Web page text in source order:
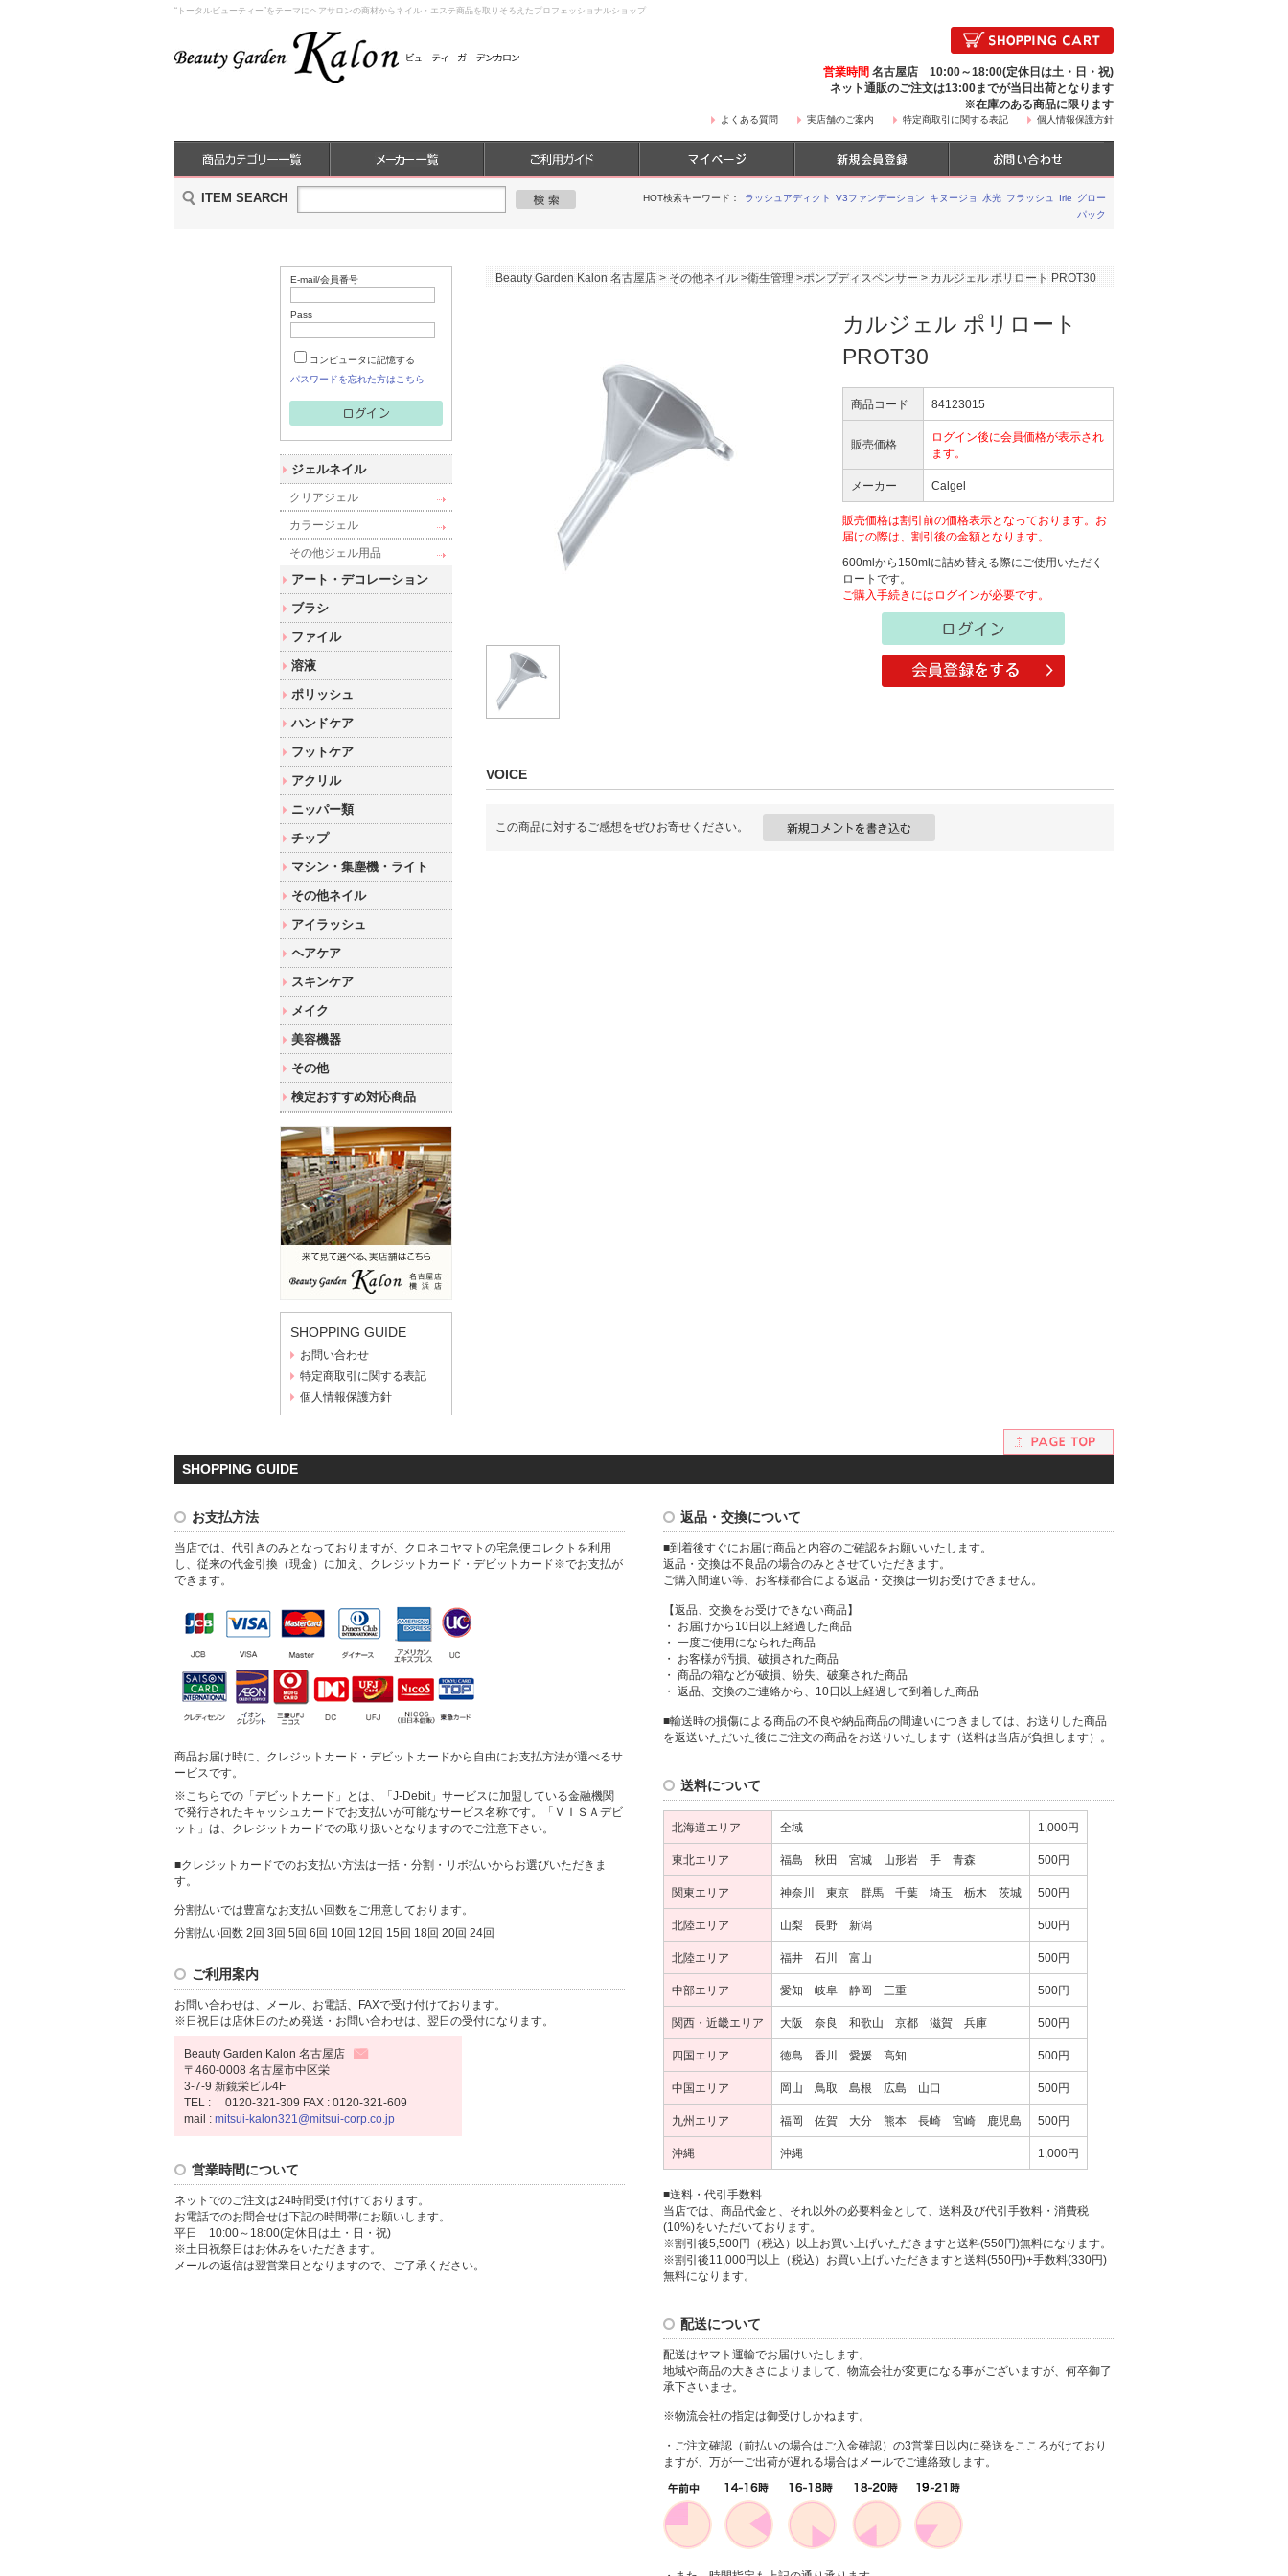
“トータルビューティー”をテーマにヘアサロンの商材からネイル・エステ商品を取りそろえたプロフェッショナルショップ
営業時間 名古屋店 10:00～18:00(定休日は土・日・祝)
ネット通販のご注文は13:00までが当日出荷となります
※在庫のある商品に限ります
よくある質問 実店舗のご案内 特定商取引に関する表記 個人情報保護方針
ITEM SEARCH HOT検索キーワード： ラッシュアディクト V3ファンデーション キヌージョ 水光 フラッシュ Irie
グロー
パック
E-mail/会員番号
Pass
コンピュータに記憶する
パスワードを忘れた方はこちら
ジェルネイル
クリアジェル
カラージェル
その他ジェル用品
アート・デコレーション
ブラシ
ファイル
溶液
ポリッシュ
ハンドケア
フットケア
アクリル
ニッパー類
チップ
マシン・集塵機・ライト
その他ネイル
アイラッシュ
ヘアケア
スキンケア
メイク
美容機器
その他
検定おすすめ対応商品
SHOPPING GUIDE
お問い合わせ
特定商取引に関する表記
個人情報保護方針
Beauty Garden Kalon 名古屋店>その他ネイル>衛生管理>ポンプディスペンサー>カルジェル ポリロート PROT30
カルジェル ポリロート
PROT30
商品コード 84123015
販売価格
ログイン後に会員価格が表示され
ます。
メーカー Calgel
販売価格は割引前の価格表示となっております。お
届けの際は、割引後の金額となります。
600mlから150mlに詰め替える際にご使用いただく
ロートです。
ご購入手続きにはログインが必要です。
VOICE
この商品に対するご感想をぜひお寄せください。
SHOPPING GUIDE
お支払方法
当店では、代引きのみとなっておりますが、クロネコヤマトの宅急便コレクトを利用
し、従来の代金引換（現金）に加え、クレジットカード・デビットカード※でお支払が
できます。
商品お届け時に、クレジットカード・デビットカードから自由にお支払方法が選べるサ
ービスです。
※こちらでの「デビットカード」とは、「J-Debit」サービスに加盟している金融機関
で発行されたキャッシュカードでお支払いが可能なサービス名称です。「ＶＩＳＡデビ
ット」は、クレジットカードでの取り扱いとなりますのでご注意下さい。
■クレジットカードでのお支払い方法は一括・分割・リボ払いからお選びいただきま
す。
分割払いでは豊富なお支払い回数をご用意しております。
分割払い回数 2回 3回 5回 6回 10回 12回 15回 18回 20回 24回
ご利用案内
お問い合わせは、メール、お電話、FAXで受け付けております。
※日祝日は店休日のため発送・お問い合わせは、翌日の受付になります。
Beauty Garden Kalon 名古屋店
〒460-0008 名古屋市中区栄
3-7-9 新鏡栄ビル4F
TEL : 0120-321-309 FAX : 0120-321-609
mail : mitsui-kalon321@mitsui-corp.co.jp
営業時間について
ネットでのご注文は24時間受け付けております。
お電話でのお問合せは下記の時間帯にお願いします。
平日 10:00～18:00(定休日は土・日・祝)
※土日祝祭日はお休みをいただきます。
メールの返信は翌営業日となりますので、ご了承ください。
返品・交換について
■到着後すぐにお届け商品と内容のご確認をお願いいたします。
返品・交換は不良品の場合のみとさせていただきます。
ご購入間違い等、お客様都合による返品・交換は一切お受けできません。
【返品、交換をお受けできない商品】
・ お届けから10日以上経過した商品
・ 一度ご使用になられた商品
・ お客様が汚損、破損された商品
・ 商品の箱などが破損、紛失、破棄された商品
・ 返品、交換のご連絡から、10日以上経過して到着した商品
■輸送時の損傷による商品の不良や納品商品の間違いにつきましては、お送りした商品
を返送いただいた後にご注文の商品をお送りいたします（送料は当店が負担します）。
送料について
北海道エリア 全域 1,000円
東北エリア 福島 秋田 宮城 山形岩 手 青森 500円
関東エリア 神奈川 東京 群馬 千葉 埼玉 栃木 茨城 500円
北陸エリア 山梨 長野 新潟 500円
北陸エリア 福井 石川 富山 500円
中部エリア 愛知 岐阜 静岡 三重 500円
関西・近畿エリア 大阪 奈良 和歌山 京都 滋賀 兵庫 500円
四国エリア 徳島 香川 愛媛 高知 500円
中国エリア 岡山 鳥取 島根 広島 山口 500円
九州エリア 福岡 佐賀 大分 熊本 長崎 宮崎 鹿児島 500円
沖縄 沖縄 1,000円
■送料・代引手数料
当店では、商品代金と、それ以外の必要料金として、送料及び代引手数料・消費税
(10%)をいただいております。
※割引後5,500円（税込）以上お買い上げいただきますと送料(550円)無料になります。
※割引後11,000円以上（税込）お買い上げいただきますと送料(550円)+手数料(330円)
無料になります。
配送について
配送はヤマト運輸でお届けいたします。
地域や商品の大きさによりまして、物流会社が変更になる事がございますが、何卒御了
承下さいませ。
※物流会社の指定は御受けしかねます。
・ご注文確認（前払いの場合はご入金確認）の3営業日以内に発送をこころがけており
ますが、万が一ご出荷が遅れる場合はメールでご連絡致します。